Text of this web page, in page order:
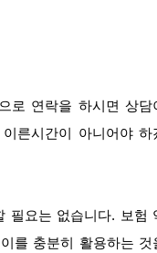
로 연락을 하시면 상담
른시간이 아니어야 하
필요는 없습니다. 보험
를 충분히 활용하는 것